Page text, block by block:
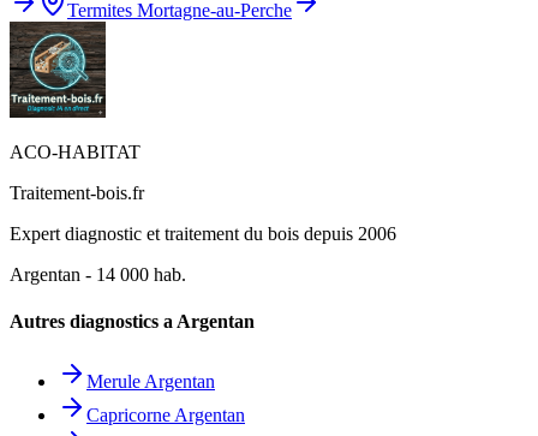
Termites Mortagne-au-Perche
ACO-HABITAT
Traitement-bois.fr
Expert diagnostic et traitement du bois depuis 2006
Argentan - 14 000 hab.
Autres diagnostics a Argentan
Merule Argentan
Capricorne Argentan